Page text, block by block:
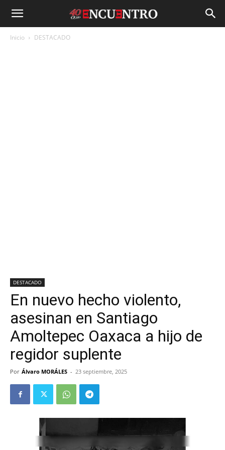
Inicio DESTACADO
DESTACADO
En nuevo hecho violento,
asesinan en Santiago
Amoltepec Oaxaca a hijo de
regidor suplente
Por Álvaro MORÁLES - 23 septiembre, 2025